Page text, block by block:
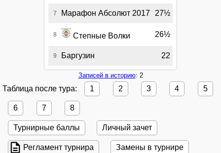
7 Марафон Абсолют 2017 27½
8 Степные Волки 26½
9 Баргузин 22
Записей в историю: 2
Таблица после тура: 1 2 3 4 5
6 7 8
Турнирные баллы Личный зачет
Регламент турнира Замены в турнире